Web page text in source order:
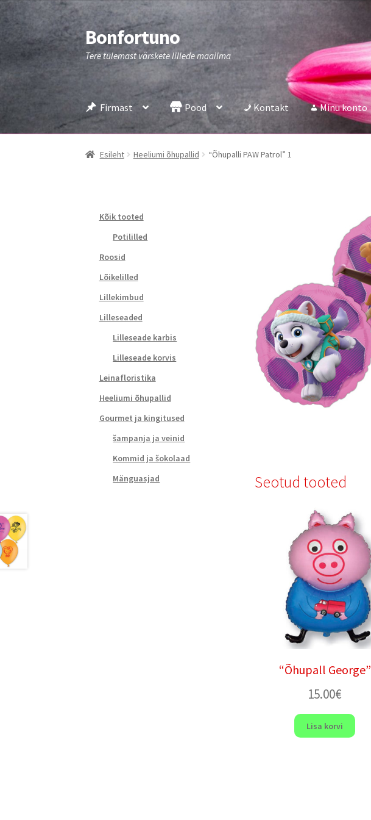
Liigu
navigeerimisele
Liigu
sisu
juurde
Bonfortuno
Tere tulemast värskete lillede maailma
Firmast Pood Kontakt Minu konto
Esileht Heeliumi õhupallid “Õhupalli PAW Patrol” 1
Seotud tooted
“Õhupall George”
15.00€
Lisa korvi
Kõik tooted
Potililled
Roosid
Lõikelilled
Lillekimbud
Lilleseaded
Lilleseade karbis
Lilleseade korvis
Leinafloristika
Heeliumi õhupallid
Gourmet ja kingitused
šampanja ja veinid
Kommid ja šokolaad
Mänguasjad